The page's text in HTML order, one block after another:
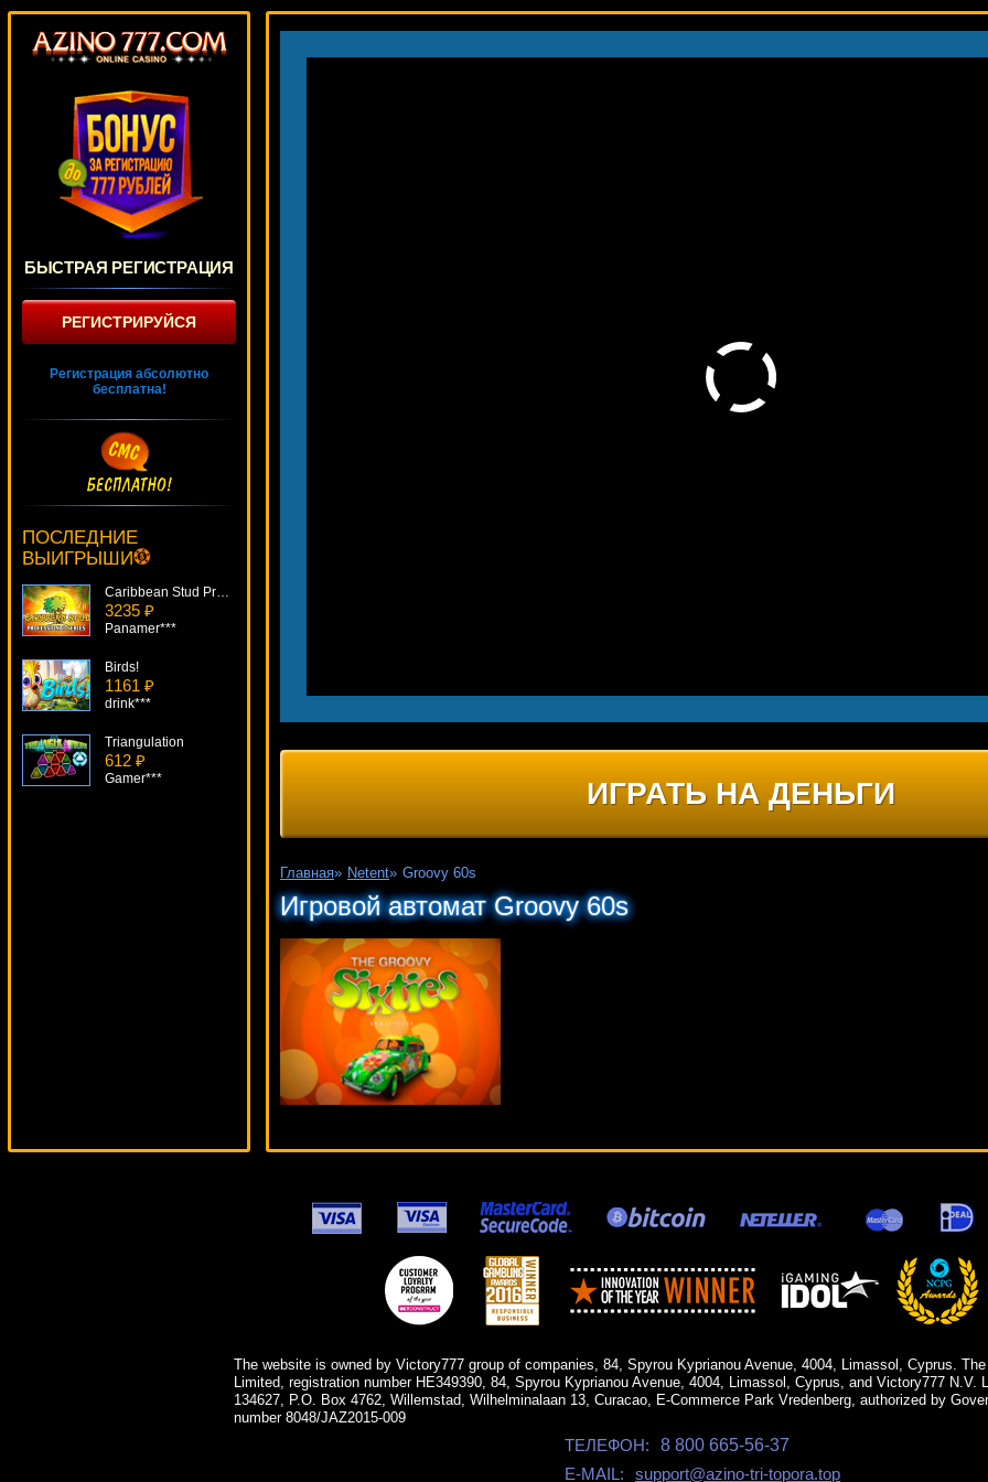
ИГРАТЬ НА ДЕНЬГИ
Главная» Netent» Groovy 60s
Игровой автомат Groovy 60s
БЫСТРАЯ РЕГИСТРАЦИЯ
РЕГИСТРИРУЙСЯ
Регистрация абсолютно
бесплатна!
ПОСЛЕДНИЕ
ВЫИГРЫШИ
3328 ₽
Egoistik***
Caribbean Stud Professional Series
3235 ₽
Panamer***
Birds!
1161 ₽
drink***
Triangulation
612 ₽
Gamer***
The website is owned by Victory777 group of companies, 84, Spyrou Kyprianou Avenue, 4004, Limassol, Cyprus.
Limited, registration number HE349390, 84, Spyrou Kyprianou Avenue, 4004, Limassol, Cyprus, and Victory777 N.V.
134627, P.O. Box 4762, Willemstad, Wilhelminalaan 13, Curacao, E-Commerce Park Vredenberg, authorized by
number 8048/JAZ2015-009
ТЕЛЕФОН:
8 800 665-56-37
E-MAIL:
support@azino-tri-topora.top